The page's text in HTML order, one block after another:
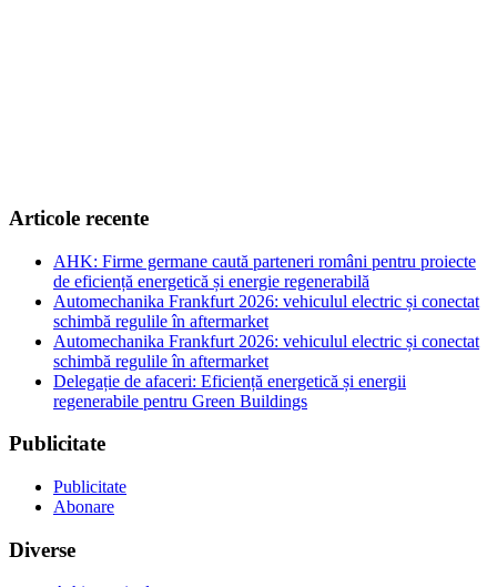
Articole recente
AHK: Firme germane caută parteneri români pentru proiecte
de eficiență energetică și energie regenerabilă
Automechanika Frankfurt 2026: vehiculul electric și conectat
schimbă regulile în aftermarket
Automechanika Frankfurt 2026: vehiculul electric și conectat
schimbă regulile în aftermarket
Delegație de afaceri: Eficiență energetică și energii
regenerabile pentru Green Buildings
Publicitate
Publicitate
Abonare
Diverse